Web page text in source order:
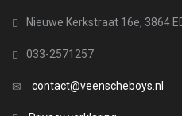
Nieuwe Kerkstraat 16e, 3864
033-2571257
contact@veenscheboys.nl